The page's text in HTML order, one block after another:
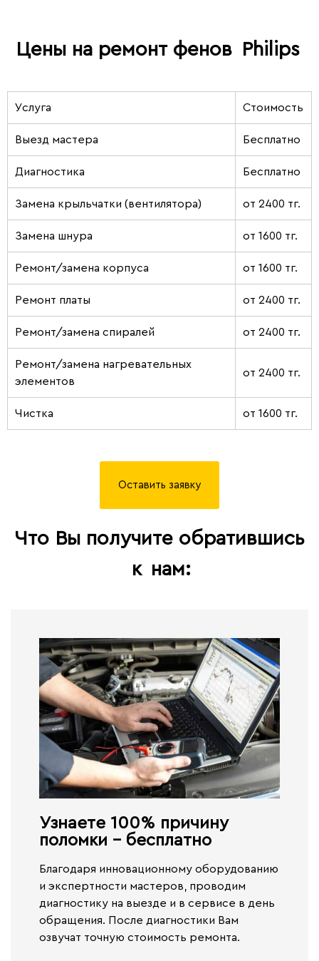
Цены на ремонт фенов Philips
Услуга Стоимость
Выезд мастера Бесплатно
Диагностика Бесплатно
Замена крыльчатки (вентилятора) от 2400 тг.
Замена шнура от 1600 тг.
Ремонт/замена корпуса от 1600 тг.
Ремонт платы от 2400 тг.
Ремонт/замена спиралей от 2400 тг.
Ремонт/замена нагревательных
элементов
от 2400 тг.
Чистка от 1600 тг.
Оставить заявку
Что Вы получите обратившись
к нам:
Узнаете 100% причину
поломки - бесплатно​
Благодаря инновационному оборудованию
и экспертности мастеров, проводим
диагностику на выезде и в сервисе в день
обращения. После диагностики Вам
озвучат точную стоимость ремонта.